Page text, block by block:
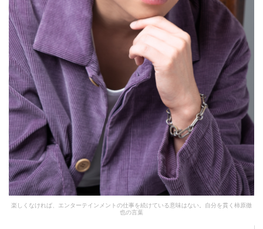
楽しくなければ、エンターテインメントの仕事を続けている意味はない。自分を貫く柿原徹
也の言葉